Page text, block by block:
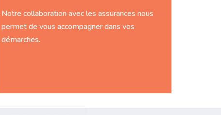
Notre collaboration avec les assurances nous
permet de vous accompagner dans vos
démarches.